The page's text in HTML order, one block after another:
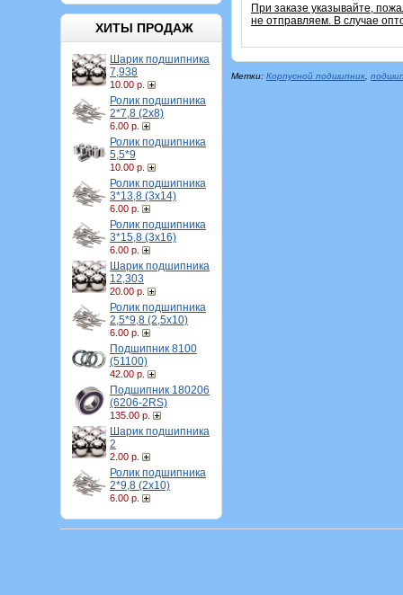
ХИТЫ ПРОДАЖ
Шарик подшипника
7,938
10.00 р.
Ролик подшипника
2*7,8 (2х8)
6.00 р.
Ролик подшипника
5,5*9
10.00 р.
Ролик подшипника
3*13,8 (3х14)
6.00 р.
Ролик подшипника
3*15,8 (3х16)
6.00 р.
Шарик подшипника
12,303
20.00 р.
Ролик подшипника
2,5*9,8 (2,5х10)
6.00 р.
Подшипник 8100
(51100)
42.00 р.
Подшипник 180206
(6206-2RS)
135.00 р.
Шарик подшипника
2
2.00 р.
Ролик подшипника
2*9,8 (2х10)
6.00 р.
При заказе указывайте,
не отправляем. В случае
Метки: Корпусной подшипник